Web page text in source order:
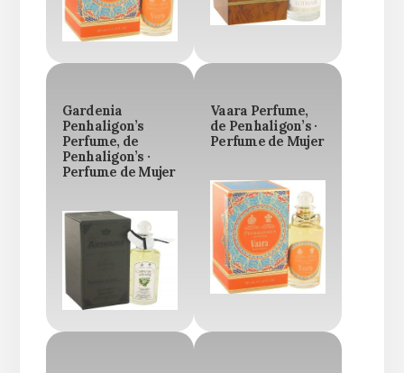
Gardenia
Penhaligon’s
Perfume, de
Penhaligon’s ·
Perfume de Mujer
Vaara Perfume,
de Penhaligon’s ·
Perfume de Mujer